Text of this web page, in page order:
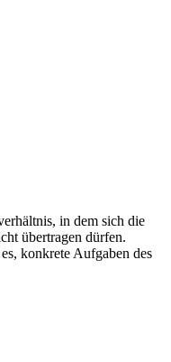
in dem sich die
übertragen dürfen.
konkrete Aufgaben des